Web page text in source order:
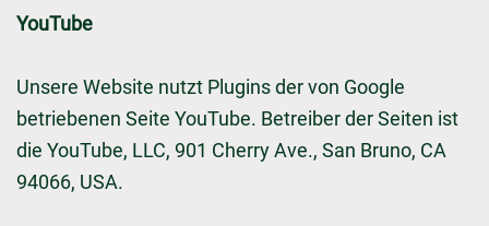
YouTube
Unsere Website nutzt Plugins der von Google
betriebenen Seite YouTube. Betreiber der Seiten ist
die YouTube, LLC, 901 Cherry Ave., San Bruno, CA
94066, USA.